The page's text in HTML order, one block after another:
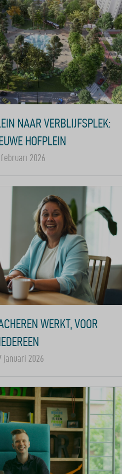
NAAR VERBLIJFSPLEK:
HOFPLEIN
februari 2026
WERKT, VOOR
januari 2026